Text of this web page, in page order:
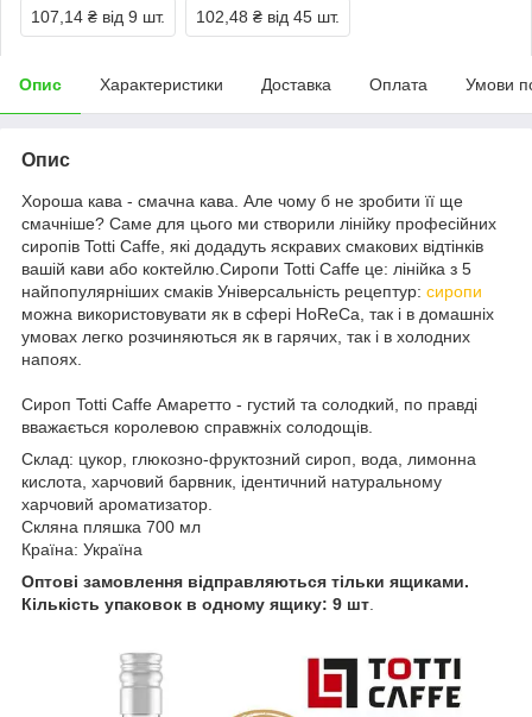
107,14 ₴ від 9 шт. 102,48 ₴ від 45 шт.
Опис Характеристики Доставка Оплата Умови
Опис
Хороша кава - смачна кава. Але чому б не зробити її ще
смачніше? Саме для цього ми створили лінійку професійних
сиропів Totti Caffe, які додадуть яскравих смакових відтінків
вашій кави або коктейлю.Сиропи Totti Caffe це: лінійка з 5
найпопулярніших смаків Універсальність рецептур: сиропи
можна використовувати як в сфері HoReCa, так і в домашніх
умовах легко розчиняються як в гарячих, так і в холодних
напоях.
Сироп Totti Caffe Амаретто - густий та солодкий, по правді
вважається королевою справжніх солодощів.
Склад: цукор, глюкозно-фруктозний сироп, вода, лимонна
кислота, харчовий барвник, ідентичний натуральному
харчовий ароматизатор.
Скляна пляшка 700 мл
Країна: Україна
Оптові замовлення відправляються тільки ящиками.
Кількість упаковок в одному ящику: 9 шт